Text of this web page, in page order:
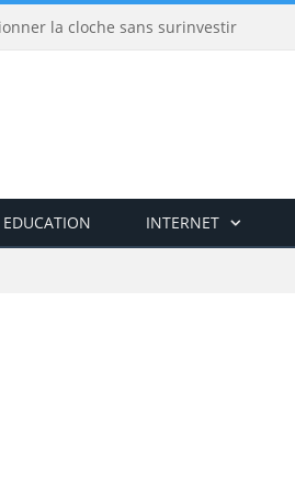
la cloche sans surinvestir
EDUCATION INTERNET